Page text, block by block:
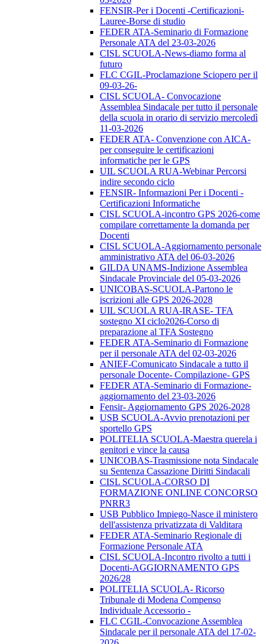
FENSIR-Per i Docenti -Certificazioni-
Lauree-Borse di studio
FEDER ATA-Seminario di Formazione
Personale ATA del 23-03-2026
CISL SCUOLA-News-diamo forma al
futuro
FLC CGIL-Proclamazione Sciopero per il
09-03-26-
CISL SCUOLA- Convocazione
Assemblea Sindacale per tutto il personale
della scuola in orario di servizio mercoledì
11-03-2026
FEDER ATA- Convenzione con AICA-
per conseguire le certificazioni
informatiche per le GPS
UIL SCUOLA RUA-Webinar Percorsi
indire secondo ciclo
FENSIR- Informazioni Per i Docenti -
Certificazioni Informatiche
CISL SCUOLA-incontro GPS 2026-come
compilare correttamente la domanda per
Docenti
CISL SCUOLA-Aggiornamento personale
amministrativo ATA del 06-03-2026
GILDA UNAMS-Indizione Assemblea
Sindacale Provinciale del 05-03-2026
UNICOBAS-SCUOLA-Partono le
iscrizioni alle GPS 2026-2028
UIL SCUOLA RUA-IRASE- TFA
sostegno XI ciclo2026-Corso di
preparazione al TFA Sostegno
FEDER ATA-Seminario di Formazione
per il personale ATA del 02-03-2026
ANIEF-Comunicato Sindacale a tutto il
personale Docente- Compilazione- GPS
FEDER ATA-Seminario di Formazione-
aggiornamento del 23-03-2026
Fensir- Aggiornamento GPS 2026-2028
USB SCUOLA-Avvio prenotazioni per
sportello GPS
POLITELIA SCUOLA-Maestra querela i
genitori e vince la causa
UNICOBAS-Trasmissione nota Sindacale
su Sentenza Cassazione Diritti Sindacali
CISL SCUOLA-CORSO DI
FORMAZIONE ONLINE CONCORSO
PNRR3
USB Pubblico Impiego-Nasce il ministero
dell'assistenza privatizzata di Valditara
FEDER ATA-Seminario Regionale di
Formazione Personale ATA
CISL SCUOLA-Incontro rivolto a tutti i
Docenti-AGGIORNAMENTO GPS
2026/28
POLITELIA SCUOLA- Ricorso
Tribunale di Modena Compenso
Individuale Accessorio -
FLC CGIL-Convocazione Assemblea
Sindacale per il personale ATA del 17-02-